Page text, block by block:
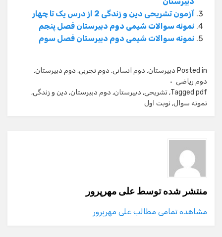
آزمون تشریحی دین و زندگی 2 از درس یک تا چهار
نمونه سوالات شیمی دوم دبیرستان فصل پنجم
نمونه سوالات شیمی دوم دبیرستان فصل سوم
Posted in دبیرستان, دوم انسانی, دوم تجربی, دوم دبیرستان,
دوم ریاضی
Tagged pdf
, تشریحی, دبیرستان, دوم دبیرستان, دین و زندگی,
نمونه سوال, نوبت اول
منتشر شده توسطعلی مهرپرور
مشاهده تمامی مطالب علی مهرپرور